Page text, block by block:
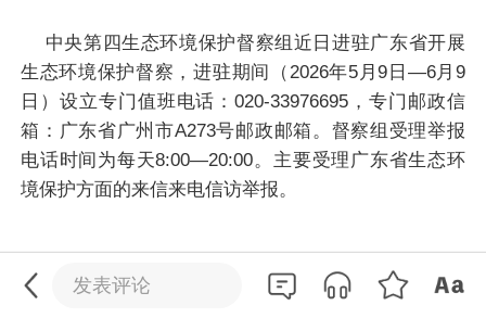
中央第四生态环境保护督察组近日进驻广东省开展
生态环境保护督察，进驻期间（2026年5月9日—6月9
日）设立专门值班电话：020-33976695，专门邮政信
箱：广东省广州市A273号邮政邮箱。督察组受理举报
电话时间为每天8:00—20:00。主要受理广东省生态环
境保护方面的来信来电信访举报。
评论 发表评论 发送